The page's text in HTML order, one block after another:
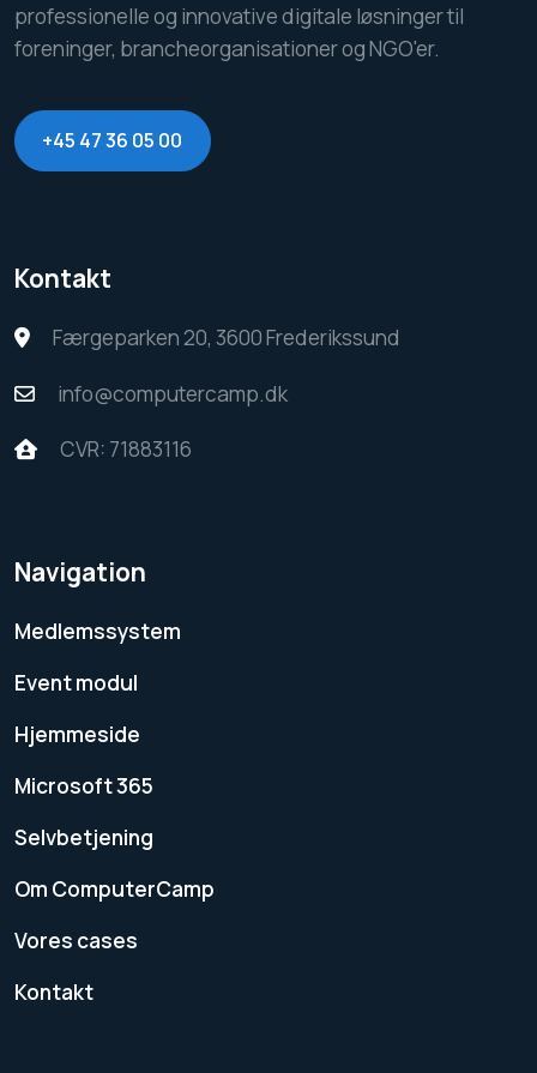
professionelle og innovative digitale løsninger til
foreninger, brancheorganisationer og NGO'er.
+45 47 36 05 00
Kontakt
Færgeparken 20, 3600 Frederikssund
info@computercamp.dk
CVR: 71883116
Navigation
Medlemssystem
Event modul
Hjemmeside
Microsoft 365
Selvbetjening
Om ComputerCamp
Vores cases
Kontakt